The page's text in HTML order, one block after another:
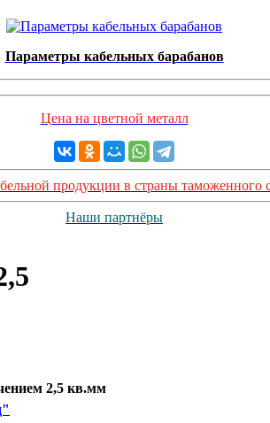
Параметры кабельных барабанов
Цена на цветной металл
продукции в страны таможенного
Наши партнёры
2,5 кв.мм